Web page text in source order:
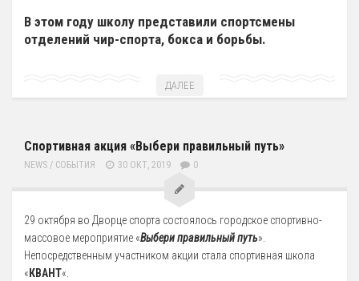
В этом году школу представили спортсмены
отделений чир-спорта, бокса и борьбы.
ДАЛЕЕ
Спортивная акция «Выбери правильный путь»
NEWS / СОБЫТИЯ 30 ОКТ, 2019 0
29 октября во Дворце спорта состоялось городское спортивно-
массовое мероприятие «Выбери правильный путь».
Непосредственным участником акции стала спортивная школа
« КВАНТ«.